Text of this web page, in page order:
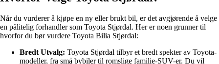
Når du vurderer å kjøpe en ny eller brukt bil, er det avgjørende å velge
en pålitelig forhandler som Toyota Stjørdal. Her er noen grunner til
hvorfor du bør vurdere Toyota Bilia Stjørdal:
Bredt Utvalg: Toyota Stjørdal tilbyr et bredt spekter av Toyota-
modeller, fra små bybiler til romslige familie-SUV-er. Du vil